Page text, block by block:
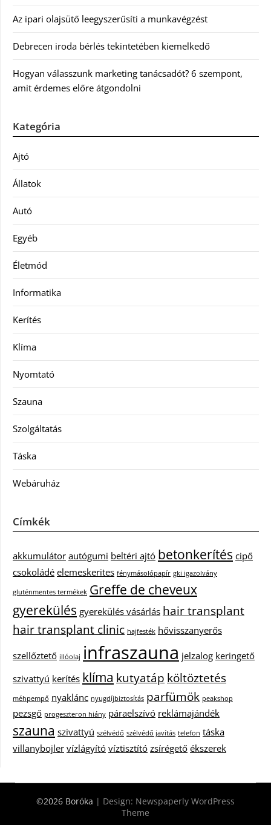
Az ipari olajsütő leegyszerűsíti a munkavégzést
Debrecen iroda bérlés tekintetében kiemelkedő
Hogyan válasszunk marketing tanácsadót? 6 szempont,
amit érdemes előre átgondolni
Kategória
Ajtó
Állatok
Autó
Egyéb
Életmód
Informatika
Kerítés
Klíma
Nyomtató
Szauna
Szolgáltatás
Táska
Webáruház
Címkék
akkumulátor autógumi beltéri ajtó betonkerítés cipő
csokoládé elemeskerites fénymásolópapír gki igazolvány
gluténmentes termékek Greffe de cheveux
gyerekülés gyerekülés vásárlás hair transplant
hair transplant clinic hajfesték hővisszanyerős
szellőztető illóolaj infraszauna jelzalog keringető
szivattyú kerítés klíma kutyatáp költöztetés
méhpempő nyaklánc nyugdíjbiztosítás parfümök peakshop
pezsgő progeszteron hiány páraelszívó reklámajándék
szauna szivattyú szélvédő szélvédő javítás telefon táska
villanybojler vízlágyító víztisztító zsírégető ékszerek
©2026 Boróka | Design: Newspaperly WordPress
Theme